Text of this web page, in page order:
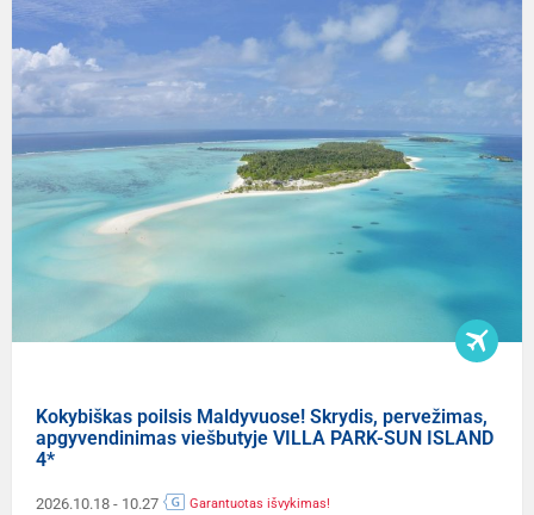
Kokybiškas poilsis Maldyvuose! Skrydis, pervežimas,
apgyvendinimas viešbutyje VILLA PARK-SUN ISLAND
4*
2026.10.18 - 10.27 Garantuotas išvykimas!